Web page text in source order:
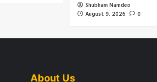
Shubham Namdeo
August 9, 2026
0
About Us